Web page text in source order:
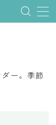
ー。季節